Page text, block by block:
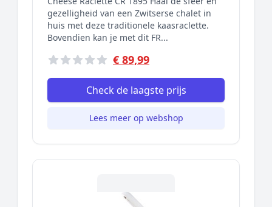
gezelligheid van een Zwitserse chalet in
huis met deze traditionele kaasraclette.
Bovendien kan je met dit FR...
€ 89,99
Check de laagste prijs
Lees meer op webshop